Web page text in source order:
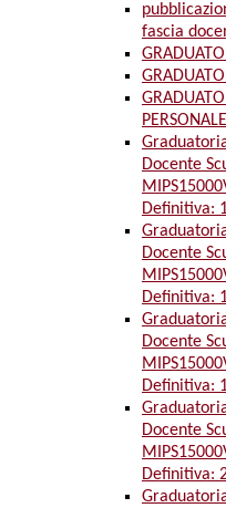
fascia
Docente
Definitiva:
Docente
Definitiva:
Docente
Definitiva:
Docente
Definitiva: